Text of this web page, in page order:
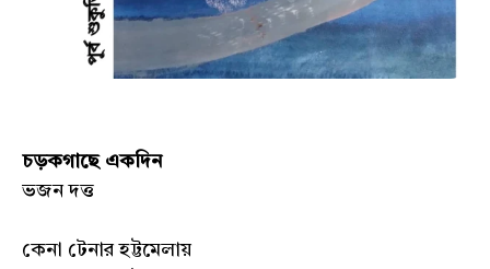
চড়কগাছে একদিন
ভজন দত্ত
কেনা টেনার হট্টমেলায়